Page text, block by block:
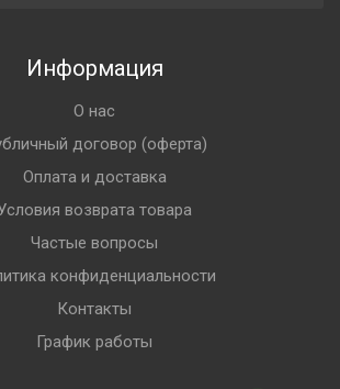
Информация
О нас
договор (оферта)
Оплата и доставка
возврата товара
Частые вопросы
конфиденциальности
Контакты
График работы